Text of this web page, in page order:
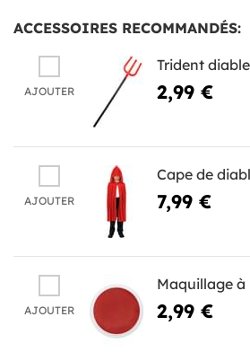
ACCESSOIRES RECOMMANDÉS:
AJOUTER
Trident
2,99 €
AJOUTER
Cape de
7,99 €
AJOUTER
Maquillage
2,99 €